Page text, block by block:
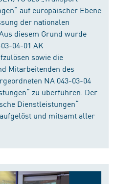
auf europäischer Ebene
der nationalen
diesem Grund wurde
04-01 AK
sowie die
Mitarbeitenden des
NA 043-03-04
zu überführen. Der
Dienstleistungen“
und mitsamt aller